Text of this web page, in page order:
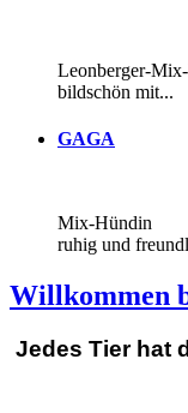
Leonberger-
bildschön mit...
GAGA
Mix-Hündin
ruhig und
Willkommen
Jedes Tier hat